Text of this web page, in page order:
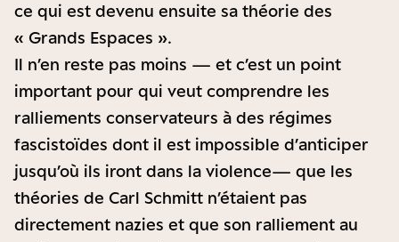
ce qui est devenu ensuite sa théorie des
« Grands Espaces ».
Il n’en reste pas moins — et c’est un point
important pour qui veut comprendre les
ralliements conservateurs à des régimes
fascistoïdes dont il est impossible d’anticiper
jusqu’où ils iront dans la violence— que les
théories de Carl Schmitt n’étaient pas
directement nazies et que son ralliement au